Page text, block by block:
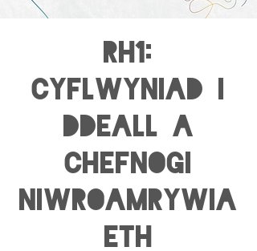
Rh1:
Cyflwyniad i
Ddeall a
Chefnogi
Niwroamrywia
eth